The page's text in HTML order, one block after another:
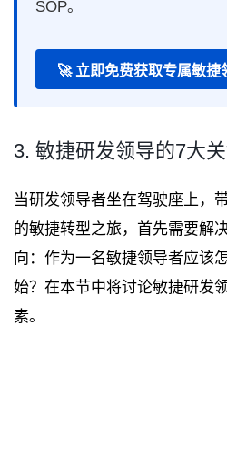
SOP。
🚀 立即免费获取专属敏捷
3. 敏捷研发领导的7大
当研发领导者坐在驾驶座上，
的敏捷转型之旅，首先需要解
向：作为一名敏捷领导者应该
始？在本节中将讨论敏捷研发
素。